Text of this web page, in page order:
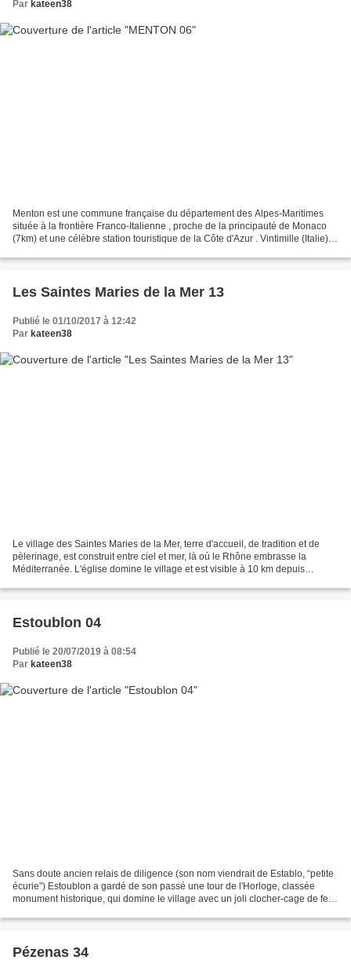
Par kateen38
Menton est une commune française du département des Alpes-Maritimes
située à la frontière Franco-Italienne , proche de la principauté de Monaco
(7km) et une célèbre station touristique de la Côte d'Azur . Vintimille (Italie)
Les Saintes Maries de la Mer 13
Publié le 01/10/2017 à 12:42
Par kateen38
Le village des Saintes Maries de la Mer, terre d'accueil, de tradition et de
pèlerinage, est construit entre ciel et mer, là où le Rhône embrasse la
Méditerranée. L'église domine le village et est visible à 10 km depuis
Estoublon 04
Publié le 20/07/2019 à 08:54
Par kateen38
Sans doute ancien relais de diligence (son nom viendrait de Establo, “petite
écurie”) Estoublon a gardé de son passé une tour de l'Horloge, classée
monument historique, qui domine le village avec un joli clocher-cage de fer
Pézenas 34